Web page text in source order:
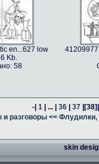
en...627 low
Kb.
58
-| 1 | ... | 36 | 37 |[38]
разговоры << Флудилки,
skin